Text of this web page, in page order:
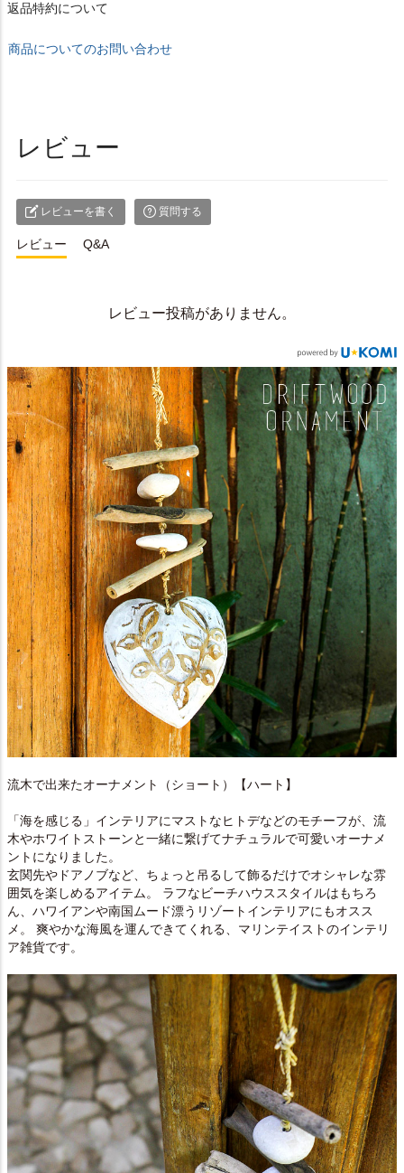
返品特約について
商品についてのお問い合わせ
レビュー
レビューを書く 質問する
レビュー Q&A
レビュー投稿がありません。
流木で出来たオーナメント（ショート）【ハート】
「海を感じる」インテリアにマストなヒトデなどのモチーフが、流
木やホワイトストーンと一緒に繋げてナチュラルで可愛いオーナメ
ントになりました。
玄関先やドアノブなど、ちょっと吊るして飾るだけでオシャレな雰
囲気を楽しめるアイテム。 ラフなビーチハウススタイルはもちろ
ん、ハワイアンや南国ムード漂うリゾートインテリアにもオスス
メ。 爽やかな海風を運んできてくれる、マリンテイストのインテリ
ア雑貨です。